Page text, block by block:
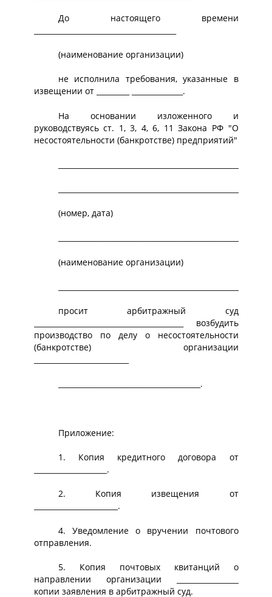
До настоящего времени
(наименование организации)
не исполнила требования, указанные в
извещении от _________ ______________.
На основании изложенного и
руководствуясь ст. 1, 3, 4, 6, 11 Закона РФ "О
несостоятельности (банкротстве) предприятий"
(номер, дата)
(наименование организации)
просит арбитражный суд
_________________________________________ возбудить
производство по делу о несостоятельности
(банкротстве) организации
_______________________________________.
Приложение:
1. Копия кредитного договора от
____________________.
2. Копия извещения от
_______________________.
4. Уведомление о вручении почтового
отправления.
5. Копия почтовых квитанций о
направлении организации _________________
копии заявления в арбитражный суд.